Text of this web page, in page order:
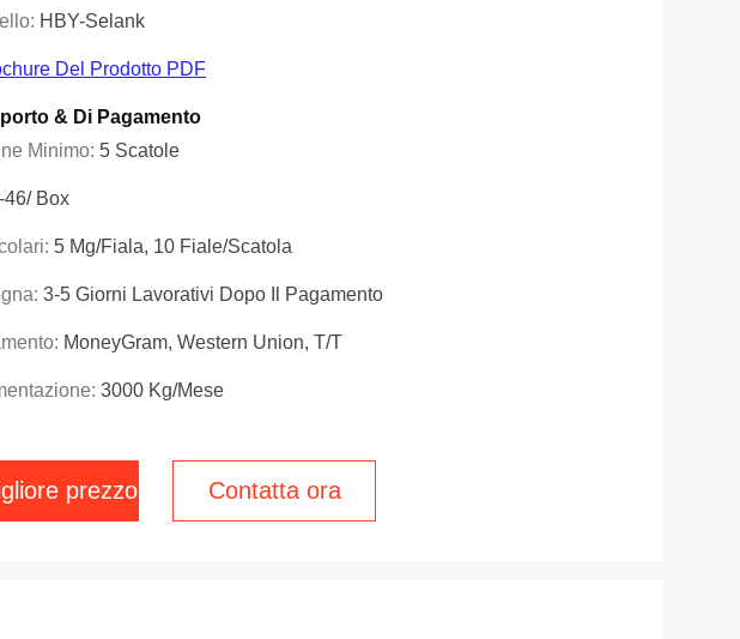
HBY-Selank
Del Prodotto PDF
& Di Pagamento
Minimo: 5 Scatole
46/ Box
5 Mg/fiala, 10 Fiale/scatola
3-5 Giorni Lavorativi Dopo Il Pagamento
MoneyGram, Western Union, T/T
3000 Kg/mese
prezzo Contatta ora